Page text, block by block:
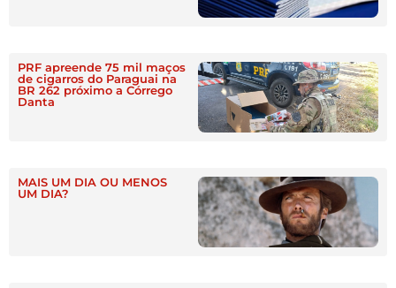
PRF apreende 75 mil maços
de cigarros do Paraguai na
BR 262 próximo a Córrego
Danta
MAIS UM DIA OU MENOS
UM DIA?